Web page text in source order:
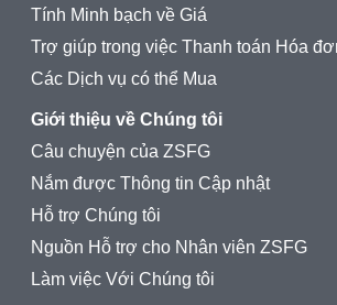
Tính Minh bạch về Giá
Trợ giúp trong việc Thanh toán Hóa
Các Dịch vụ có thể Mua
Giới thiệu về Chúng tôi
Câu chuyện của ZSFG
Nắm được Thông tin Cập nhật
Hỗ trợ Chúng tôi
Nguồn Hỗ trợ cho Nhân viên ZSFG
Làm việc Với Chúng tôi